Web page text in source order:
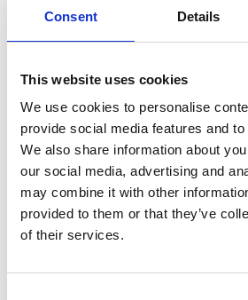
Consent Details
This website uses cookies
We use cookies to personalise
provide social media features and
We also share information about
our social media, advertising and
may combine it with other
provided to them or that they’ve
of their services.
Fotograf:
välbesökta glasskaféer. De andra